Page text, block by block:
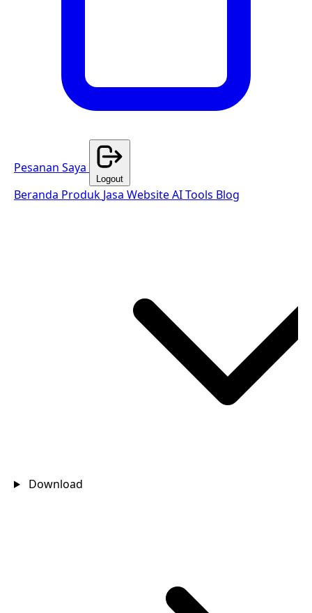
Pesanan Saya
Logout
Beranda Produk Jasa WebsiteAI Tools Blog
Download